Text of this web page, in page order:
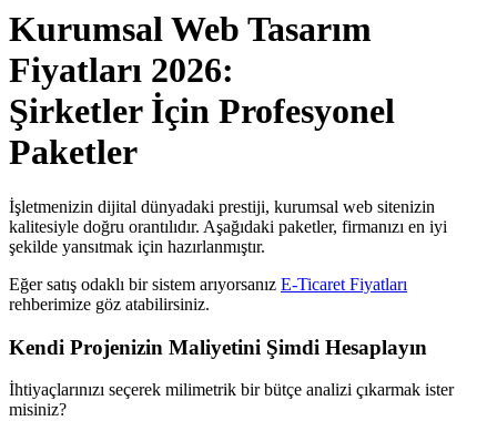
Kurumsal Web Tasarım
Fiyatları 2026:
Şirketler İçin Profesyonel
Paketler
İşletmenizin dijital dünyadaki prestiji, kurumsal web sitenizin
kalitesiyle doğru orantılıdır. Aşağıdaki paketler, firmanızı en iyi
şekilde yansıtmak için hazırlanmıştır.
Eğer satış odaklı bir sistem arıyorsanız E-Ticaret Fiyatları
rehberimize göz atabilirsiniz.
Kendi Projenizin Maliyetini Şimdi Hesaplayın
İhtiyaçlarınızı seçerek milimetrik bir bütçe analizi çıkarmak ister
misiniz?